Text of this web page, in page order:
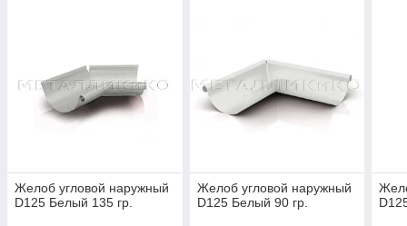
Желоб угловой наружный
D125 Белый 135 гр.
Желоб угловой наружный
D125 Белый 90 гр.